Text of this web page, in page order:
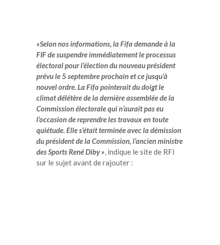
«Selon nos informations, la Fifa demande à la
FIF de suspendre immédiatement le processus
électoral pour l’élection du nouveau président
prévu le 5 septembre prochain et ce jusqu’à
nouvel ordre. La Fifa pointerait du doigt le
climat délétère de la dernière assemblée de la
Commission électorale qui n’aurait pas eu
l’occasion de reprendre les travaux en toute
quiétude. Elle s’était terminée avec la démission
du président de la Commission, l’ancien ministre
des Sports René Diby », indique le site de RFI
sur le sujet avant de rajouter :